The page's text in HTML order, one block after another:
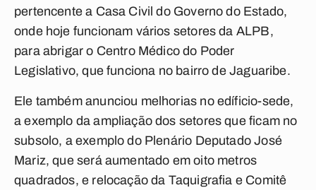
pertencente a Casa Civil do Governo do Estado,
onde hoje funcionam vários setores da ALPB,
para abrigar o Centro Médico do Poder
Legislativo, que funciona no bairro de Jaguaribe.
Ele também anunciou melhorias no edíficio-sede,
a exemplo da ampliação dos setores que ficam no
subsolo, a exemplo do Plenário Deputado José
Mariz, que será aumentado em oito metros
quadrados, e relocação da Taquigrafia e Comitê